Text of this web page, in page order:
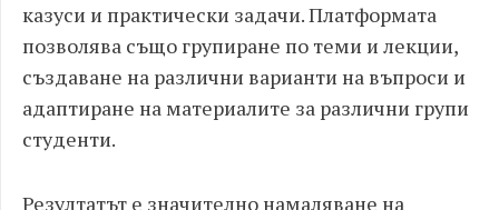
казуси и практически задачи. Платформата
позволява също групиране по теми и лекции,
създаване на различни варианти на въпроси и
адаптиране на материалите за различни групи
студенти.
Резултатът е значително намаляване на